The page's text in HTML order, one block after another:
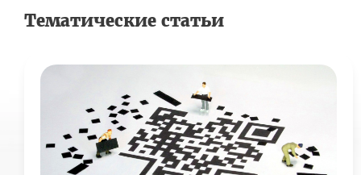
Тематические статьи